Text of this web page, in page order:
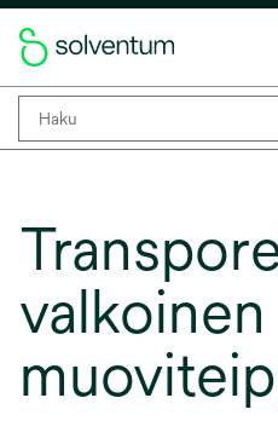
valkoinen